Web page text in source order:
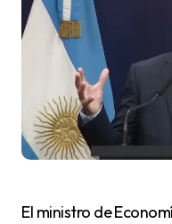
El ministro de Economía, Luis Caputo, confirmó este